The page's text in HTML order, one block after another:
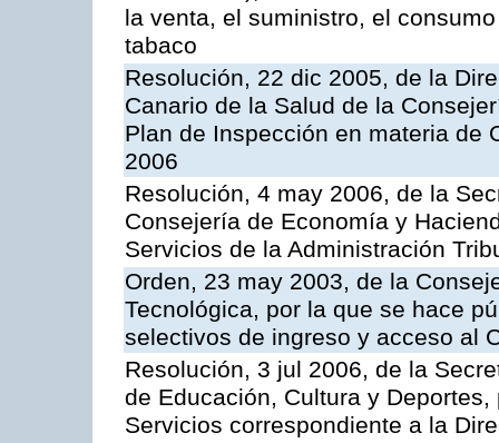
la venta, el suministro, el
tabaco
Resolución, 22 dic 2005, de la
Canario de la Salud de la
Plan de Inspección en materia de
2006
Resolución, 4 may 2006, de la
Consejería de Economía y
Servicios de la Administración
Orden, 23 may 2003, de la
Tecnológica, por la que se hace
selectivos de ingreso y acceso al
Resolución, 3 jul 2006, de la
de Educación, Cultura y
Servicios correspondiente a la